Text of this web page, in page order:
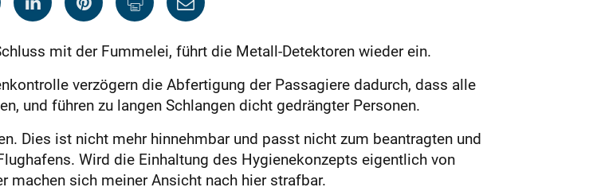
mit der Fummelei, führt die Metall-Detektoren wieder ein.
verzögern die Abfertigung der Passagiere dadurch, dass alle
und führen zu langen Schlangen dicht gedrängter Personen.
Dies ist nicht mehr hinnehmbar und passt nicht zum beantragten und
Wird die Einhaltung des Hygienekonzepts eigentlich von
sich meiner Ansicht nach hier strafbar.